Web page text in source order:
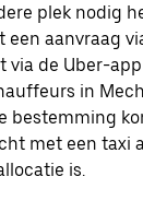
plek nodig
aanvraag
via de Uber-
in
bestemming
met een taxi
is.